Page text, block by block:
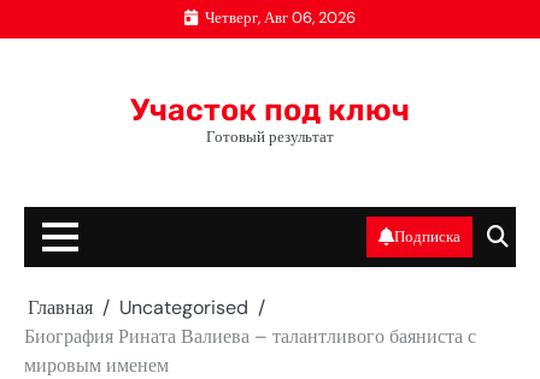
к
Четверг, Авг 06, 2026
Участок под ключ
Готовый результат
Подписка
Главная
Uncategorised
Биография Рината Валиева – талантливого баяниста с
мировым именем